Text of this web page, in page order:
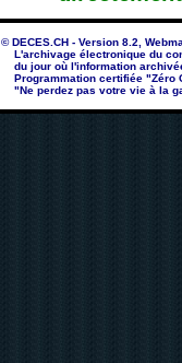
© DECES.CH - Version 8.2,
L'archivage électronique du
du jour où l'information
Programmation certifiée "Zéro
"Ne perdez pas votre vie à la